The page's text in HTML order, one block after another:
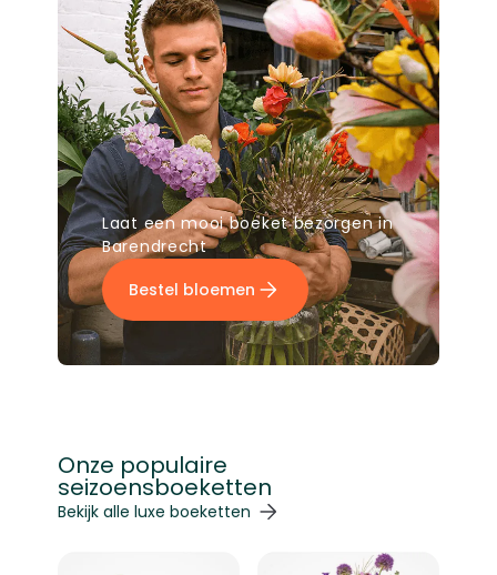
Laat een mooi boeket bezorgen in
Barendrecht
Bestel bloemen
Onze populaire
seizoensboeketten
Navigeren door de elementen van de carrousel is
Druk om carrousel over te slaan
Bekijk alle luxe boeketten